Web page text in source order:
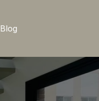
Blog